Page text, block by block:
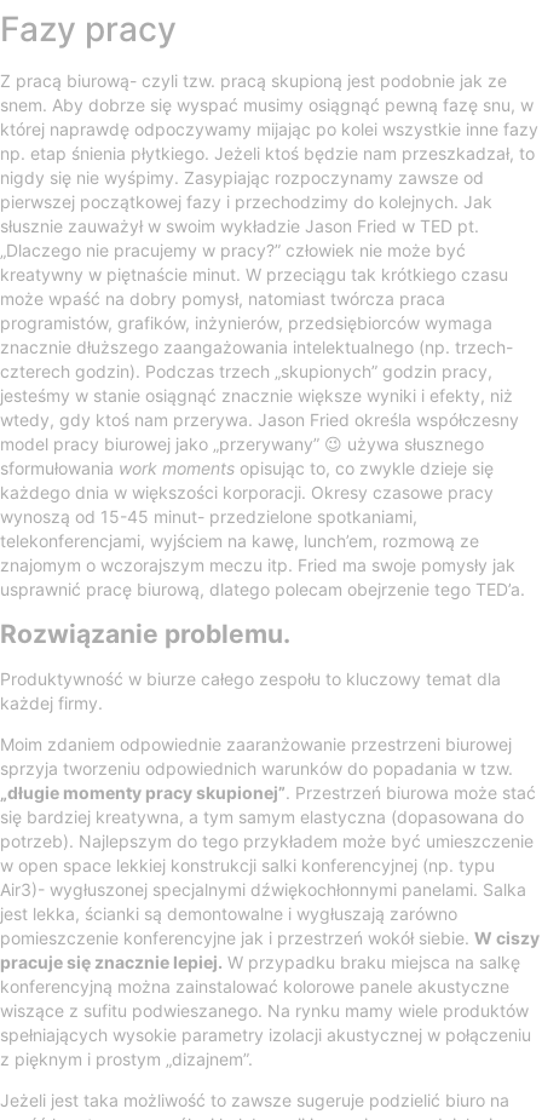
Fazy pracy
Z pracą biurową- czyli tzw. pracą skupioną jest podobnie jak ze
snem. Aby dobrze się wyspać musimy osiągnąć pewną fazę snu, w
której naprawdę odpoczywamy mijając po kolei wszystkie inne fazy
np. etap śnienia płytkiego. Jeżeli ktoś będzie nam przeszkadzał, to
nigdy się nie wyśpimy. Zasypiając rozpoczynamy zawsze od
pierwszej początkowej fazy i przechodzimy do kolejnych. Jak
słusznie zauważył w swoim wykładzie Jason Fried w TED pt.
„Dlaczego nie pracujemy w pracy?” człowiek nie może być
kreatywny w piętnaście minut. W przeciągu tak krótkiego czasu
może wpaść na dobry pomysł, natomiast twórcza praca
programistów, grafików, inżynierów, przedsiębiorców wymaga
znacznie dłuższego zaangażowania intelektualnego (np. trzech-
czterech godzin). Podczas trzech „skupionych” godzin pracy,
jesteśmy w stanie osiągnąć znacznie większe wyniki i efekty, niż
wtedy, gdy ktoś nam przerywa. Jason Fried określa współczesny
model pracy biurowej jako „przerywany” 😉 używa słusznego
sformułowania work moments opisując to, co zwykle dzieje się
każdego dnia w większości korporacji. Okresy czasowe pracy
wynoszą od 15-45 minut- przedzielone spotkaniami,
telekonferencjami, wyjściem na kawę, lunch’em, rozmową ze
znajomym o wczorajszym meczu itp. Fried ma swoje pomysły jak
usprawnić pracę biurową, dlatego polecam obejrzenie tego TED’a.
Rozwiązanie problemu.
Produktywność w biurze całego zespołu to kluczowy temat dla
każdej firmy.
Moim zdaniem odpowiednie zaaranżowanie przestrzeni biurowej
sprzyja tworzeniu odpowiednich warunków do popadania w tzw.
„długie momenty pracy skupionej”. Przestrzeń biurowa może stać
się bardziej kreatywna, a tym samym elastyczna (dopasowana do
potrzeb). Najlepszym do tego przykładem może być umieszczenie
w open space lekkiej konstrukcji salki konferencyjnej (np. typu
Air3)- wygłuszonej specjalnymi dźwiękochłonnymi panelami. Salka
jest lekka, ścianki są demontowalne i wygłuszają zarówno
pomieszczenie konferencyjne jak i przestrzeń wokół siebie. W ciszy
pracuje się znacznie lepiej. W przypadku braku miejsca na salkę
konferencyjną można zainstalować kolorowe panele akustyczne
wiszące z sufitu podwieszanego. Na rynku mamy wiele produktów
spełniających wysokie parametry izolacji akustycznej w połączeniu
z pięknym i prostym „dizajnem”.
Jeżeli jest taka możliwość to zawsze sugeruje podzielić biuro na